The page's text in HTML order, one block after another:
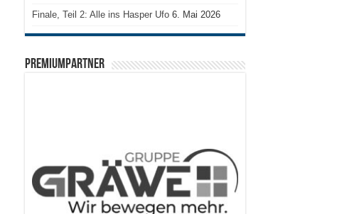
Finale, Teil 2: Alle ins Hasper Ufo 6. Mai 2026
PREMIUMPARTNER